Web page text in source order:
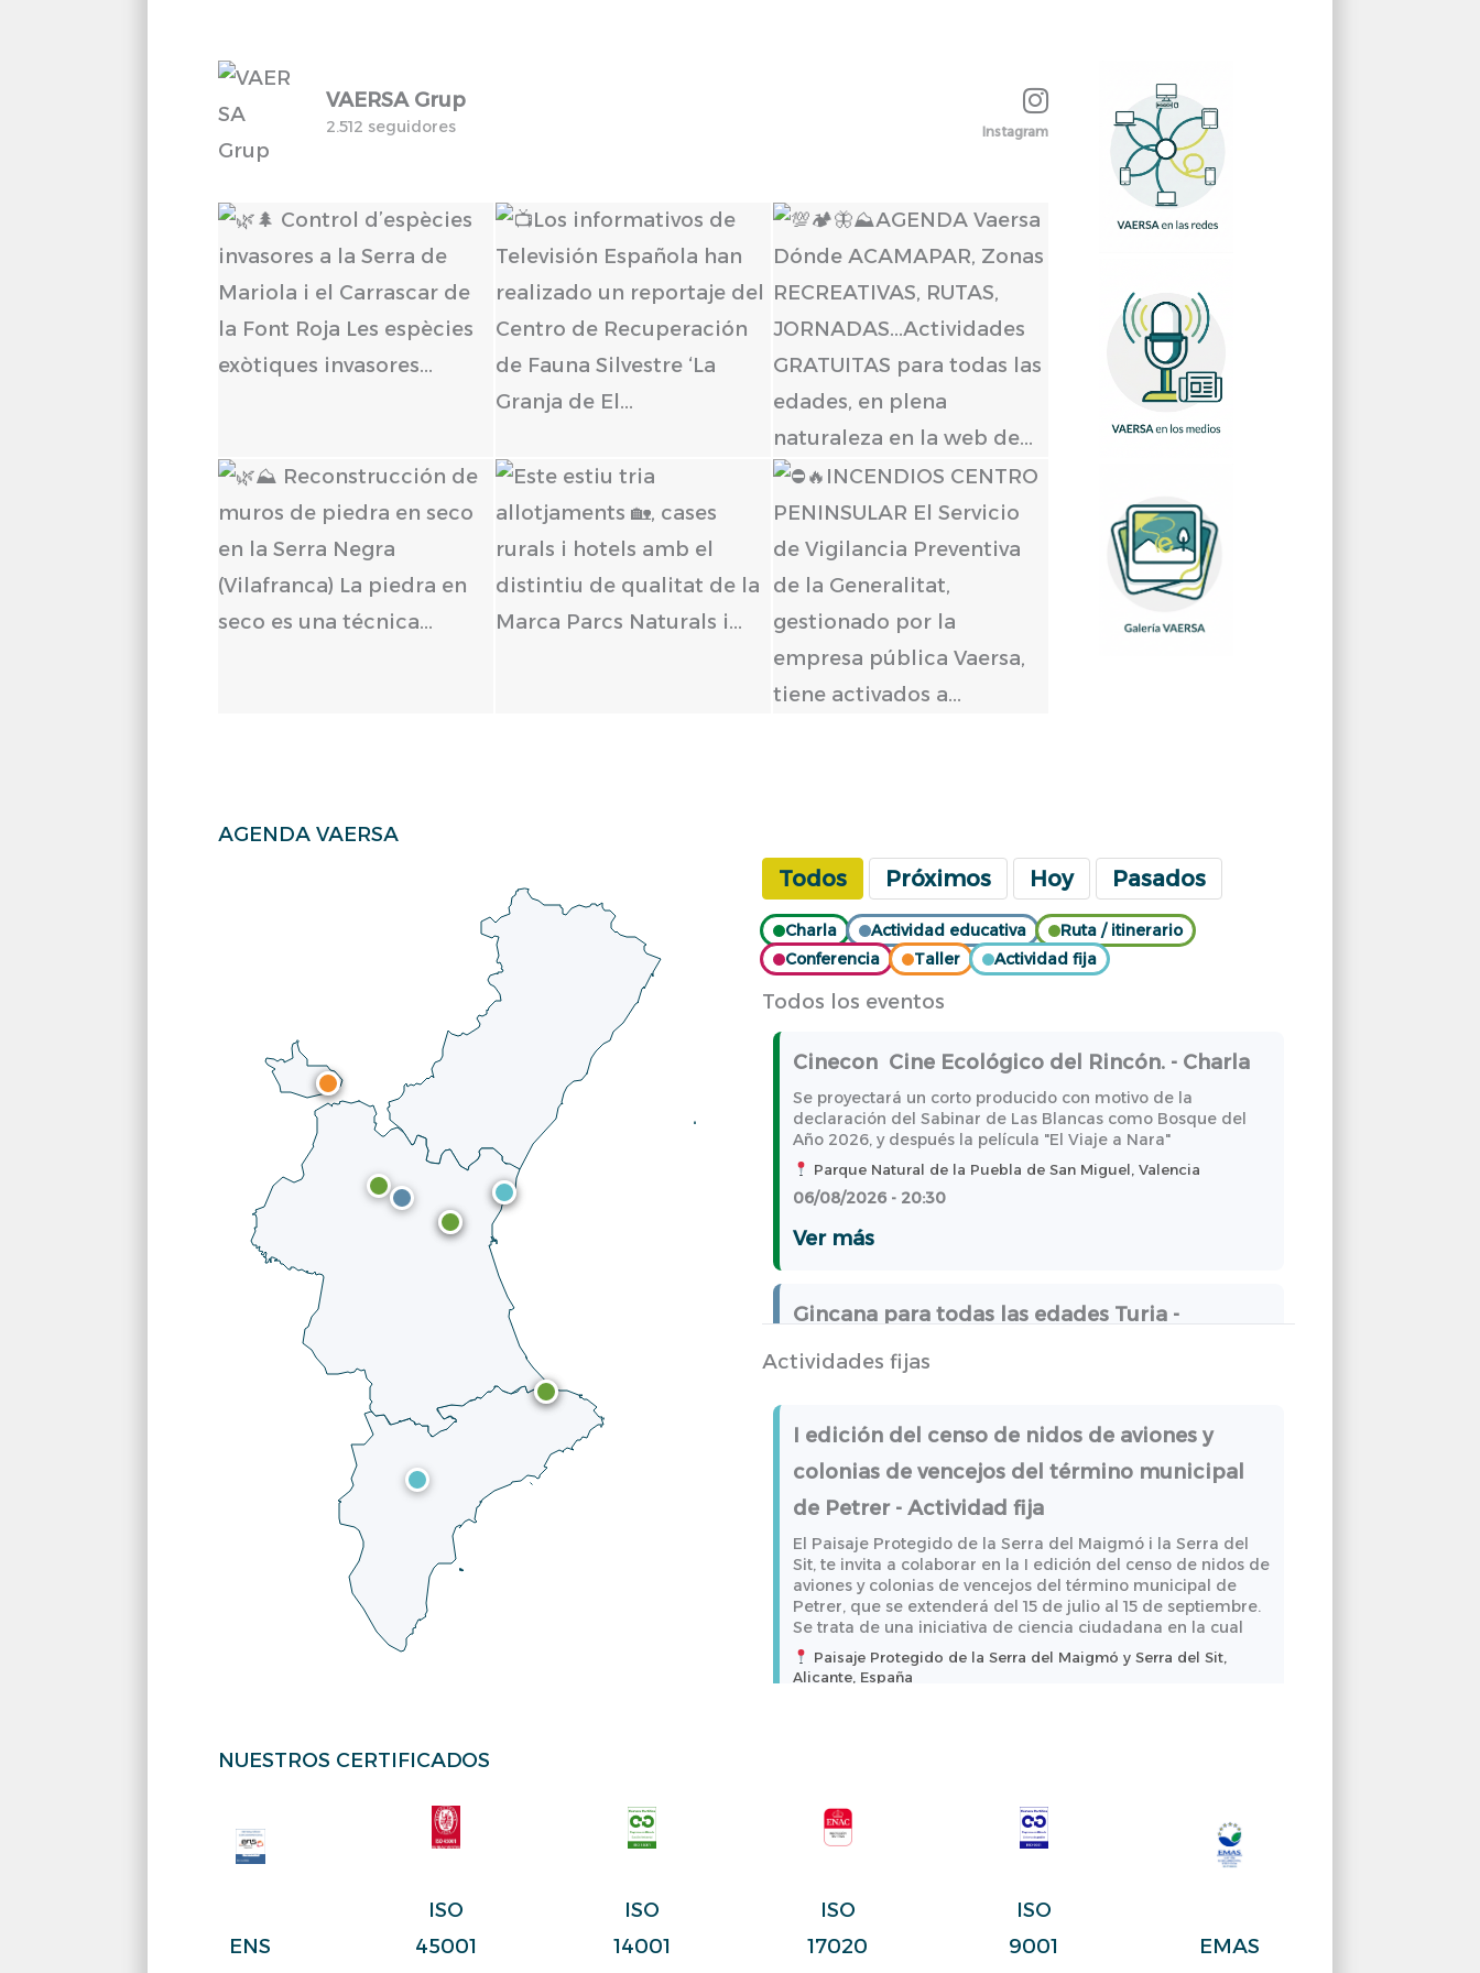
VAERSA Grup
2.512 seguidores Instagram
AGENDA VAERSA
Todos Próximos Hoy Pasados
Charla Actividad educativa
Ruta / itinerario
Conferencia
Taller Actividad fija
Todos los eventos
Cinecon Cine Ecológico del Rincón. - Charla
Se proyectará un corto producido con motivo de la
declaración del Sabinar de Las Blancas como Bosque del
Año 2026, y después la película "El Viaje a Nara"
Parque Natural de la Puebla de San Miguel, Valencia
06/08/2026 - 20:30
Ver más
Gincana para todas las edades Turia -
Actividad educativa
14/08/2026 - 08:30
Ver más
Conoce los bellos rincones del río Turia.
Itinerario vespertino sensorial - Ruta /
itinerario
Conoce los bellos rincones del río Turia. Itinerario vespertino
sensorial
Conoce el proyecto de reintroducción del
águila pescadora - Conferencia
l Parque Natural del Marjal de Pego-Oliva os invita a la
actividad: "Reintroducción del águila pescadora". Para darle
Actividades fijas
I edición del censo de nidos de aviones y
colonias de vencejos del término municipal
de Petrer - Actividad fija
El Paisaje Protegido de la Serra del Maigmó i la Serra del
Sit, te invita a colaborar en la I edición del censo de nidos de
aviones y colonias de vencejos del término municipal de
Petrer, que se extenderá del 15 de julio al 15 de septiembre.
Se trata de una iniciativa de ciencia ciudadana en la cual
Paisaje Protegido de la Serra del Maigmó y Serra del Sit,
Alicante, España
Actividad fija
(CEACV), Sagunto, Valencia, 46520, España
Ver más
NUESTROS CERTIFICADOS
ENS
ISO
45001
ISO
14001
ISO
17020
ISO
9001
EMAS